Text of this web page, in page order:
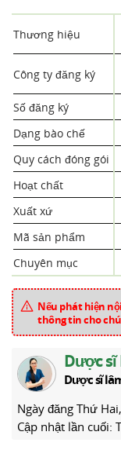
Thương hiệu
Công ty đăng ký
Số đăng ký
Dạng bào chế
Quy cách đóng gói
Hoạt chất
Xuất xứ
Mã sản phẩm
Chuyên mục
Nếu phát hiện
thông tin cho
Dược sĩ
Dược sĩ
Ngày đăng Thứ
Cập nhật lần cuối: